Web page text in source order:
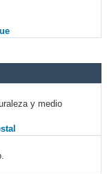
y medio